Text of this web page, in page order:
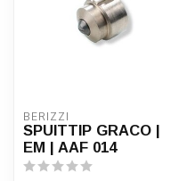
BERIZZI
SPUITTIP GRACO |
EM | AAF 014